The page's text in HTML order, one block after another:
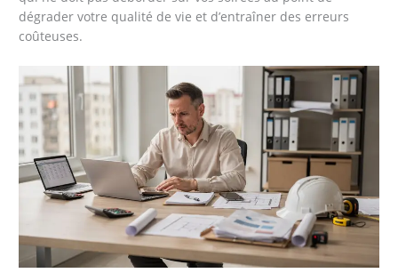
dégrader votre qualité de vie et d’entraîner des erreurs
coûteuses.